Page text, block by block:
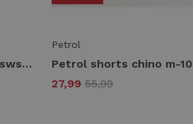
Petrol swimshort m-1060-sws968 Zwembroek 9999 black
Petrol
27,99 55,99